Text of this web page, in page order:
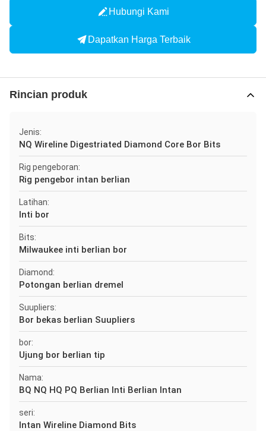
Hubungi Kami
Dapatkan Harga Terbaik
Rincian produk
Jenis:
NQ Wireline Digestriated Diamond Core Bor Bits
Rig pengeboran:
Rig pengebor intan berlian
Latihan:
Inti bor
Bits:
Milwaukee inti berlian bor
Diamond:
Potongan berlian dremel
Suupliers:
Bor bekas berlian Suupliers
bor:
Ujung bor berlian tip
Nama:
BQ NQ HQ PQ Berlian Inti Berlian Intan
seri:
Intan Wireline Diamond Bits